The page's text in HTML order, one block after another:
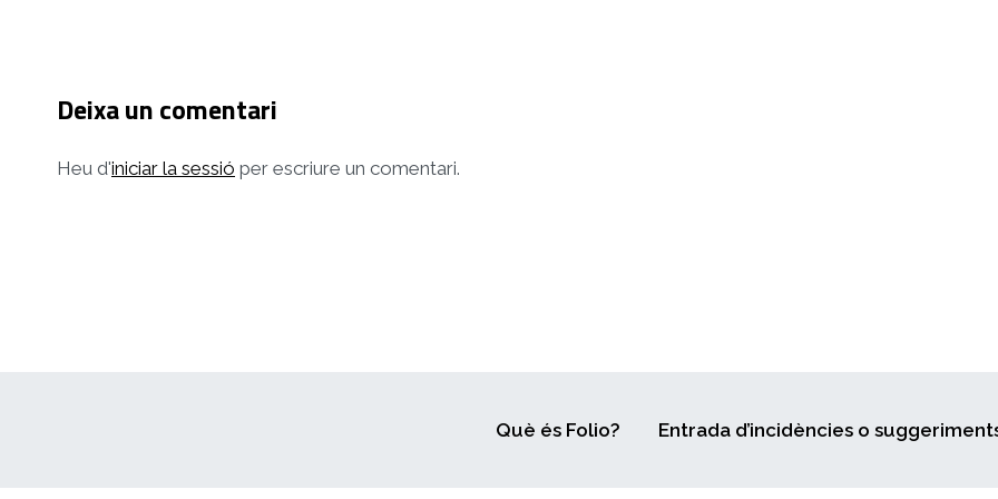
Deixa un comentari
Heu d'iniciar la sessió per escriure un comentari.
Què és Folio? Entrada d’incidències o